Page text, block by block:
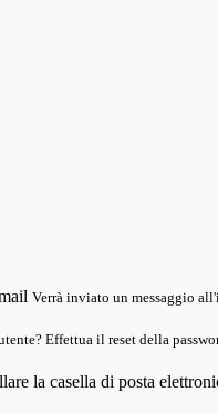
Verrà inviato un messaggio
Effettua il reset della
la casella di posta